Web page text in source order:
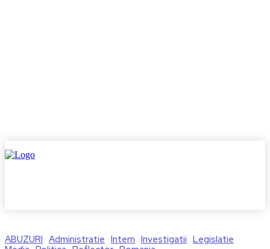
ABUZURI Administratie Intern Investigatii Legislatie